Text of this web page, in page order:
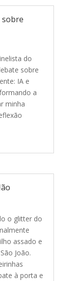
sobre
do
sobre
IA e
a
minha
o glitter do
assado e
João.
à porta e